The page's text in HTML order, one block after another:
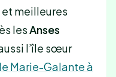
meilleures
les Anses
l’île sœur
Marie-Galante à